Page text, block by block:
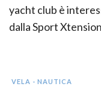
yacht club è
dalla Sport
VELA - NAUTICA